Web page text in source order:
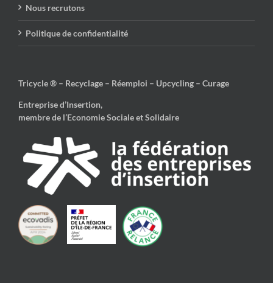
Nous recrutons
Politique de confidentialité
Tricycle ® – Recyclage – Réemploi – Upcycling – Curage
Entreprise d’Insertion,
membre de l’Economie Sociale et Solidaire